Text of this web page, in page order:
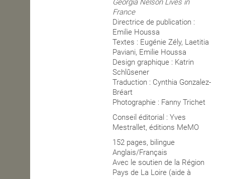
Georgia Nelson Lives in
France
Directrice de publication :
Emilie Houssa
Textes : Eugénie Zély, Laetitia
Paviani, Emilie Houssa
Design graphique : Katrin
Schlûsener
Traduction : Cynthia Gonzalez-
Bréart
Photographie : Fanny Trichet
Conseil éditorial : Yves
Mestrallet, éditions MeMO
152 pages, bilingue
Anglais/Français
Avec le soutien de la Région
Pays de La Loire (aide à